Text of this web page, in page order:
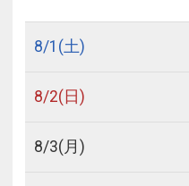
8/1 (土)
8/2(日)
8/3(月)